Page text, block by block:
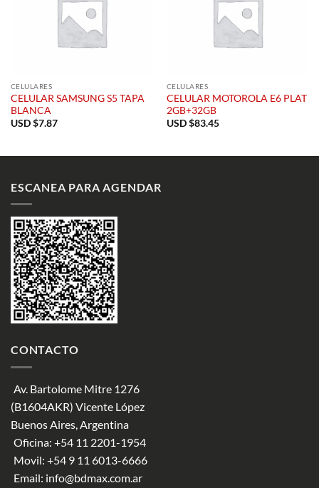
CELULARES
CELULAR SAMSUNG S5 TAPA
BLANCA
USD $7.87
CELULARES
CELULAR MOTOROLA E6 PLAT
2GB+32GB
USD $83.45
ESCANEA PARA AGENDAR
CONTACTO
Av. Bartolome Mitre 1276
(B1604AKR) Vicente López
Buenos Aires, Argentina
Oficina: +54 11 2201-1954
Movil: +54 9 11 6013-6666
Email: info@bdmax.com.ar